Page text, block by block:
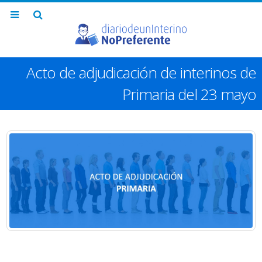
Acto de adjudicación de interinos de
Primaria del 23 mayo